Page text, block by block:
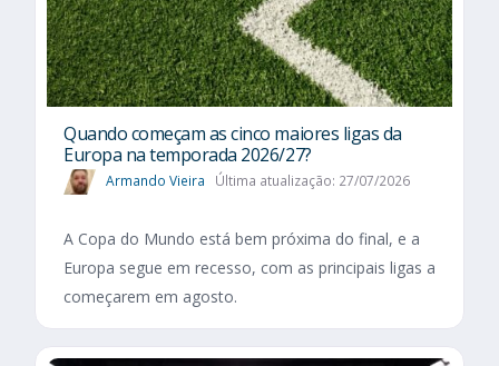
Quando começam as cinco maiores ligas da
Europa na temporada 2026/27?
Armando Vieira Última atualização: 27/07/2026
A Copa do Mundo está bem próxima do final, e a
Europa segue em recesso, com as principais ligas a
começarem em agosto.